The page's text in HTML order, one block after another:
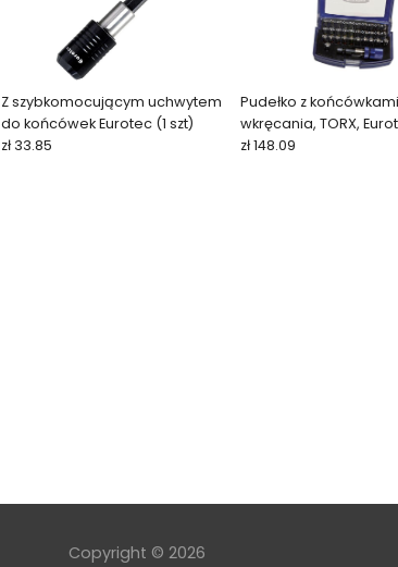
Z szybkomocującym uchwytem
do końcówek Eurotec (1 szt)
zł 33.85
Pudełko z
wkręcania, TORX,
zł 148.09
Copyright © 2026